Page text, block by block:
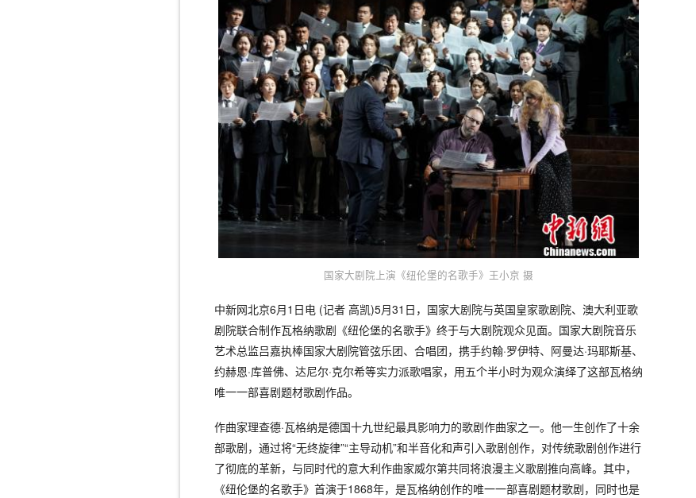
国家大剧院上演《纽伦堡的名歌手》王小京 摄
中新网北京6月1日电 (记者 高凯)5月31日，国家大剧院与英国皇家歌剧院、澳大利亚歌
剧院联合制作瓦格纳歌剧《纽伦堡的名歌手》终于与大剧院观众见面。国家大剧院音乐
艺术总监吕嘉执棒国家大剧院管弦乐团、合唱团，携手约翰·罗伊特、阿曼达·玛耶斯基、
约赫恩·库普佛、达尼尔·克尔希等实力派歌唱家，用五个半小时为观众演绎了这部瓦格纳
唯一一部喜剧题材歌剧作品。
作曲家理查德·瓦格纳是德国十九世纪最具影响力的歌剧作曲家之一。他一生创作了十余
部歌剧，通过将“无终旋律”“主导动机”和半音化和声引入歌剧创作，对传统歌剧创作进行
了彻底的革新，与同时代的意大利作曲家威尔第共同将浪漫主义歌剧推向高峰。其中，
《纽伦堡的名歌手》首演于1868年，是瓦格纳创作的唯一一部喜剧题材歌剧，同时也是